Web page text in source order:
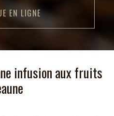
EN LIGNE
infusion aux fruits